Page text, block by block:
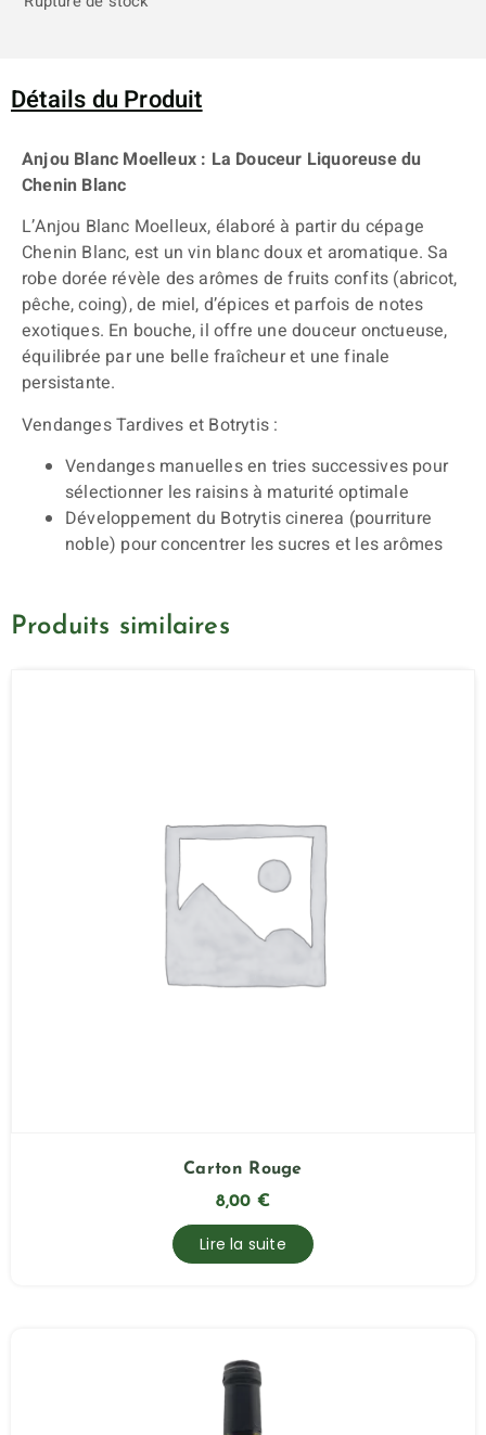
Détails du Produit
Anjou Blanc Moelleux : La Douceur Liquoreuse du
Chenin Blanc
L’Anjou Blanc Moelleux, élaboré à partir du cépage
Chenin Blanc, est un vin blanc doux et aromatique. Sa
robe dorée révèle des arômes de fruits confits (abricot,
pêche, coing), de miel, d’épices et parfois de notes
exotiques. En bouche, il offre une douceur onctueuse,
équilibrée par une belle fraîcheur et une finale
persistante.
Vendanges Tardives et Botrytis :
Vendanges manuelles en tries successives pour
sélectionner les raisins à maturité optimale
Développement du Botrytis cinerea (pourriture
noble) pour concentrer les sucres et les arômes
Produits similaires
Carton Rouge
8,00 €
Lire la suite